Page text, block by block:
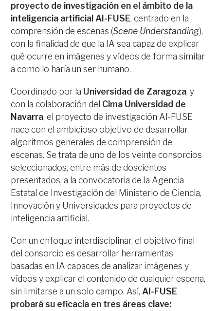
proyecto de investigación en el ámbito de la
inteligencia artificial AI-FUSE, centrado en la
comprensión de escenas (Scene Understanding),
con la finalidad de que la IA sea capaz de explicar
qué ocurre en imágenes y vídeos de forma similar
a como lo haría un ser humano.
Coordinado por la Universidad de Zaragoza, y
con la colaboración del Cima Universidad de
Navarra, el proyecto de investigación AI-FUSE
nace con el ambicioso objetivo de desarrollar
algoritmos generales de comprensión de
escenas. Se trata de uno de los veinte consorcios
seleccionados, entre más de doscientos
presentados, a la convocatoria de la Agencia
Estatal de Investigación del Ministerio de Ciencia,
Innovación y Universidades para proyectos de
inteligencia artificial.
Con un enfoque interdisciplinar, el objetivo final
del consorcio es desarrollar herramientas
basadas en IA capaces de analizar imágenes y
vídeos y explicar el contenido de cualquier escena,
sin limitarse a un solo campo. Así,AI-FUSE
probará su eficacia en tres áreas clave: